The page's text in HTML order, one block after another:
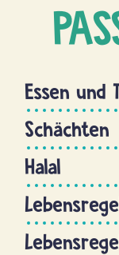
Essen und
Schächten
Halal